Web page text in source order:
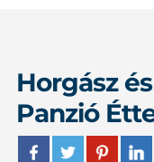
Horgász
Panzió